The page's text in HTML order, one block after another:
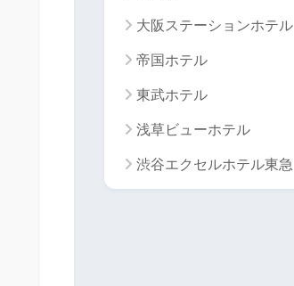
大阪ステーションホテル
帝国ホテル
東武ホテル
浅草ビューホテル
渋谷エクセルホテル東急